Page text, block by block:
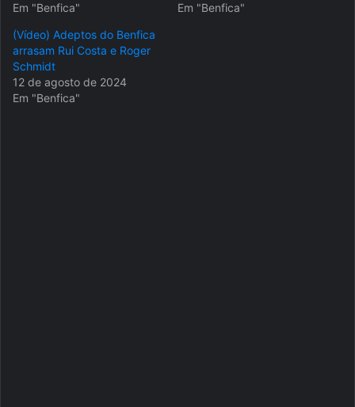
Em "Benfica"
Em "Benfica"
(Vídeo) Adeptos do Benfica
arrasam Rui Costa e Roger
Schmidt
12 de agosto de 2024
Em "Benfica"